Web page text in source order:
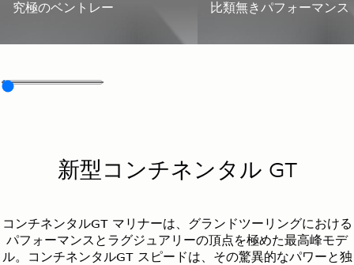
究極のベントレー 比類無きパフォーマンス
新型コンチネンタル GT
コンチネンタルGT マリナーは、グランドツーリングにおける
パフォーマンスとラグジュアリーの頂点を極めた最高峰モデ
ル。コンチネンタルGT スピードは、その驚異的なパワーと独